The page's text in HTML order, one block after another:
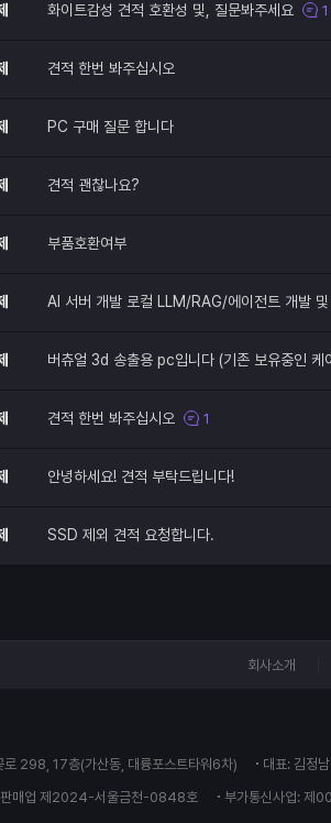
화이트감성 견적 호환성 및, 질문봐주세요 1
견적 한번 봐주십시오
PC 구매 질문 합니다
견적 괜찮나요?
부품호환여부
AI 서버 개발 로컬 LLM/RAG/에이전트 개발
버츄얼 3d 송출용 pc입니다 (기존 보유중인 케
견적 한번 봐주십시오 1
안녕하세요! 견적 부탁드립니다!
SSD 제외 견적 요청합니다.
회사소개
298, 17층(가산동, 대륭포스트타워6차)
대표: 김정남
판매업 제2024-서울금천-0848호
부가통신사업: 제